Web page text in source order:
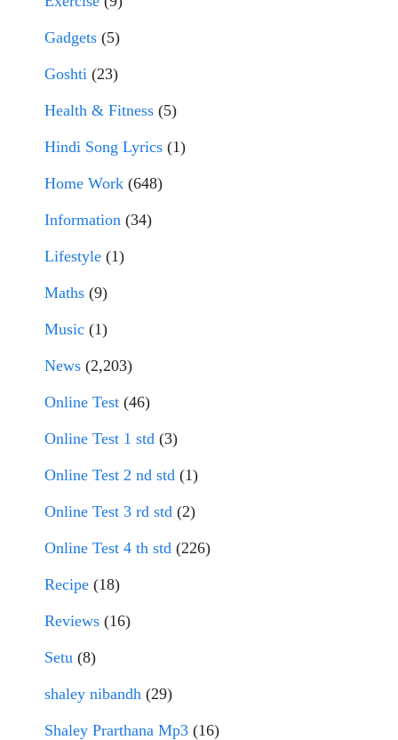
Gadgets (5)
Goshti (23)
Health & Fitness (5)
Hindi Song Lyrics (1)
Home Work (648)
Information (34)
Lifestyle (1)
Maths (9)
Music (1)
News (2,203)
Online Test (46)
Online Test 1 std (3)
Online Test 2 nd std (1)
Online Test 3 rd std (2)
Online Test 4 th std (226)
Recipe (18)
Reviews (16)
Setu (8)
shaley nibandh (29)
Shaley Prarthana Mp3 (16)